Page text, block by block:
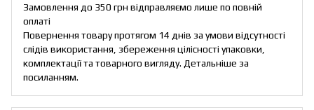
Замовлення до 350 грн відправляємо лише по повній
оплаті
Повернення товару протягом 14 днів за умови відсутності
слідів використання, збереження цілісності упаковки,
комплектації та товарного вигляду. Детальніше за
посиланням.